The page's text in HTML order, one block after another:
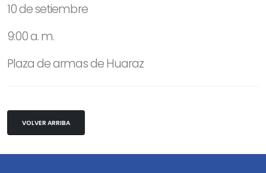
10 de setiembre
9:00 a. m.
Plaza de armas de Huaraz
VOLVER ARRIBA